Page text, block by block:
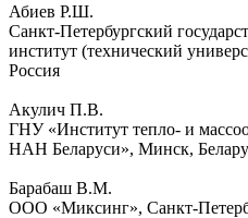
Абиев Р.Ш.
Санкт-Петербургский
институт (технический
Россия
Акулич П.В.
ГНУ «Институт тепло- и
НАН Беларуси», Минск,
Барабаш В.М.
ООО «Миксинг», Санкт-